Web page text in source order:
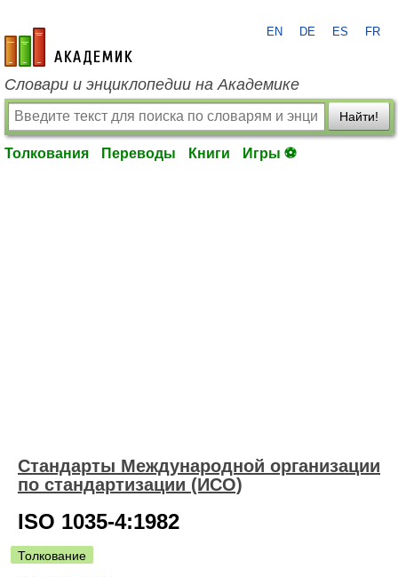
academic.ru
EN DE ES FR
Словари и энциклопедии на Академике
Найти!
Толкования Переводы Книги Игры ⚽
Стандарты Международной организации
по стандартизации (ИСО)
ISO 1035-4:1982
Толкование